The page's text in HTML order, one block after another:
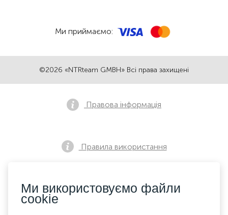
©2026 «NTRteam GMBH» Всі права захищені
Ми приймаємо:
Правова інформація
Правила використання
Політика конфіденційності
Ми використовуємо файли
cookie